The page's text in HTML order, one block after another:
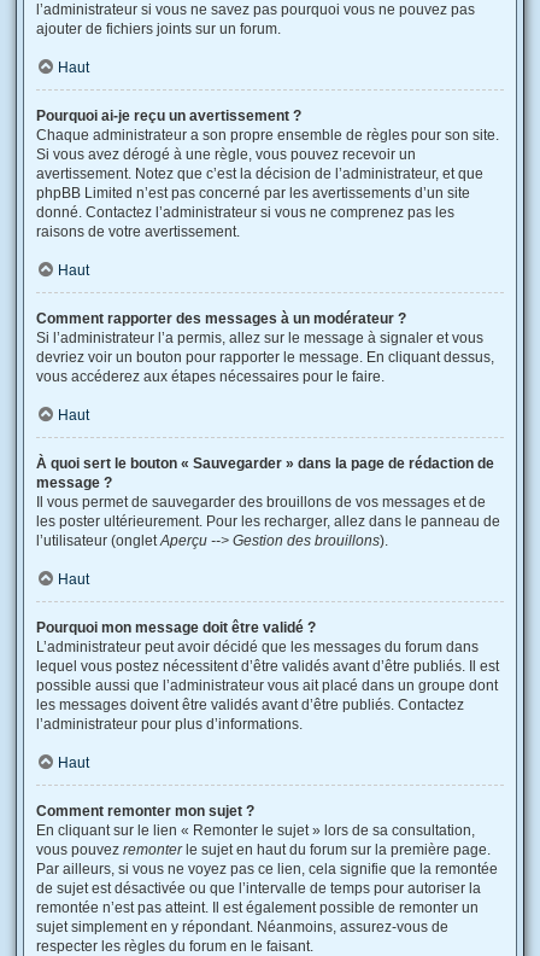
l’administrateur si vous ne savez pas pourquoi vous ne pouvez pas
ajouter de fichiers joints sur un forum.
Haut
Pourquoi ai-je reçu un avertissement ?
Chaque administrateur a son propre ensemble de règles pour son site.
Si vous avez dérogé à une règle, vous pouvez recevoir un
avertissement. Notez que c’est la décision de l’administrateur, et que
phpBB Limited n’est pas concerné par les avertissements d’un site
donné. Contactez l’administrateur si vous ne comprenez pas les
raisons de votre avertissement.
Haut
Comment rapporter des messages à un modérateur ?
Si l’administrateur l’a permis, allez sur le message à signaler et vous
devriez voir un bouton pour rapporter le message. En cliquant dessus,
vous accéderez aux étapes nécessaires pour le faire.
Haut
À quoi sert le bouton « Sauvegarder » dans la page de rédaction de
message ?
Il vous permet de sauvegarder des brouillons de vos messages et de
les poster ultérieurement. Pour les recharger, allez dans le panneau de
l’utilisateur (ongletAperçu --> Gestion des brouillons).
Haut
Pourquoi mon message doit être validé ?
L’administrateur peut avoir décidé que les messages du forum dans
lequel vous postez nécessitent d’être validés avant d’être publiés. Il est
possible aussi que l’administrateur vous ait placé dans un groupe dont
les messages doivent être validés avant d’être publiés. Contactez
l’administrateur pour plus d’informations.
Haut
Comment remonter mon sujet ?
En cliquant sur le lien « Remonter le sujet » lors de sa consultation,
vous pouvez remonterle sujet en haut du forum sur la première page.
Par ailleurs, si vous ne voyez pas ce lien, cela signifie que la remontée
de sujet est désactivée ou que l’intervalle de temps pour autoriser la
remontée n’est pas atteint. Il est également possible de remonter un
sujet simplement en y répondant. Néanmoins, assurez-vous de
respecter les règles du forum en le faisant.